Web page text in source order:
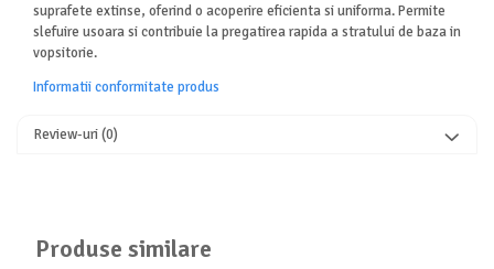
suprafete extinse, oferind o acoperire eficienta si uniforma. Permite
slefuire usoara si contribuie la pregatirea rapida a stratului de baza in
vopsitorie.
Informatii conformitate produs
Review-uri(0)
Produse similare